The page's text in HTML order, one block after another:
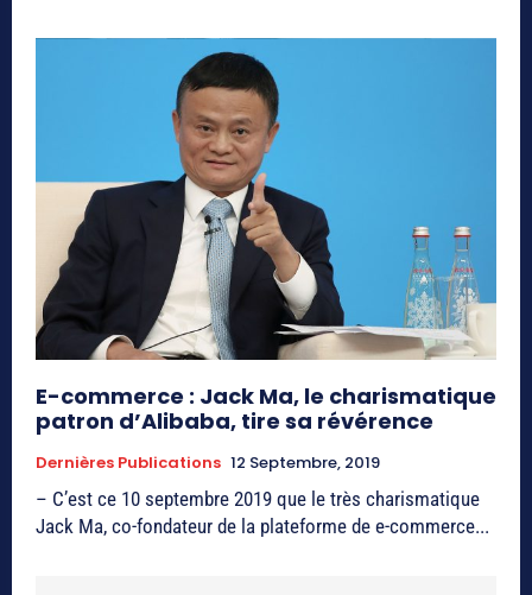
E-commerce : Jack Ma, le charismatique
patron d’Alibaba, tire sa révérence
Dernières Publications 12 Septembre, 2019
– C’est ce 10 septembre 2019 que le très charismatique
Jack Ma, co-fondateur de la plateforme de e-commerce...